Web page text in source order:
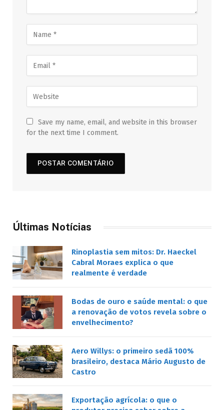
Save my name, email, and website in this browser
for the next time I comment.
Últimas Notícias
Rinoplastia sem mitos: Dr. Haeckel
Cabral Moraes explica o que
realmente é verdade
Bodas de ouro e saúde mental: o que
a renovação de votos revela sobre o
envelhecimento?
Aero Willys: o primeiro sedã 100%
brasileiro, destaca Mário Augusto de
Castro
Exportação agrícola: o que o